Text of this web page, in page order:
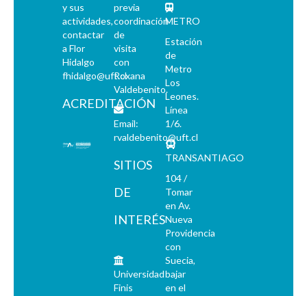
y sus
actividades,
contactar
a Flor
Hidalgo
fhidalgo@uft.cl
ACREDITACIÓN
previa
coordinación
de
visita
con
Roxana
Valdebenito.
Email:
rvaldebenito@uft.cl
SITIOS
DE
INTERÉS
Universidad
Finis
METRO
Estación
de
Metro
Los
Leones.
Línea
1/6.
TRANSANTIAGO
104 /
Tomar
en Av.
Nueva
Providencia
con
Suecia,
bajar
en el